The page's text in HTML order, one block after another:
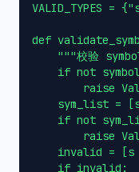
VALID_TYPES
def
"""校验
if not
raise
sym_list =
if not
raise
invalid = [s
    if invalid: